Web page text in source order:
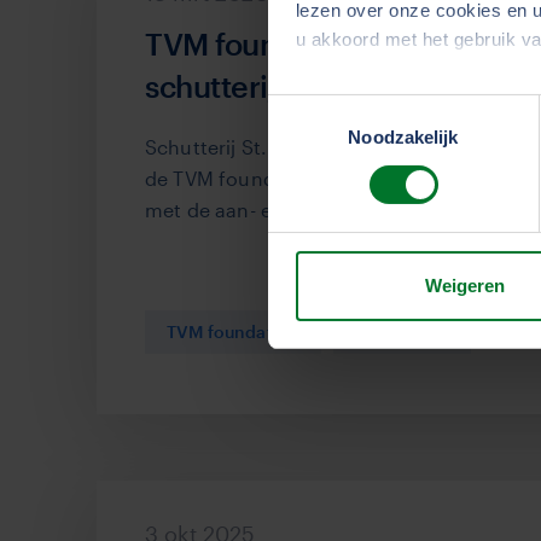
lezen over onze cookies en
u akkoord met het gebruik
We werken samen met
Noodzakelijk
Weigeren
TVM foundation steunt
schutterijgebouw in
Schutterij St. Sebastianus in Sevenum
de TVM foundation. Met deze bijdrage
met de aan- en verbouw en
TVM foundation
3 okt 2025